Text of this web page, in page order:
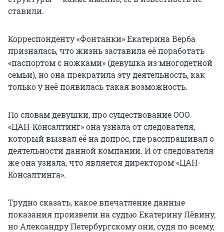
ставили.
Корреспонденту «Фонтанки» Екатерина Верба
призналась, что жизнь заставила её поработать
«паспортом с ножками» (девушка из многодетной
семьи), но она прекратила эту деятельность, как
только у неё появилась такая возможность.
По словам девушки, про существование ООО
«ЦАН-Консалтинг» она узнала от следователя,
который вызвал её на допрос, где расспрашивал о
деятельности данной компании. И от следователя
же она узнала, что является директором «ЦАН-
Консалтинга».
Трудно сказать, какое впечатление данные
показания произвели на судью Екатерину Лёвину,
но Александру Петербургскому они, судя по всему,